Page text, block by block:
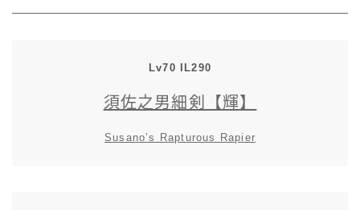
七分丈
極シタデル・ボズヤ追憶戦
Lv70 IL290
須佐之男細剣【輝】
Susano’s Rapturous Rapier